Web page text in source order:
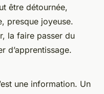
être détournée,
presque joyeuse.
la faire passer du
d’apprentissage.
une information. Un